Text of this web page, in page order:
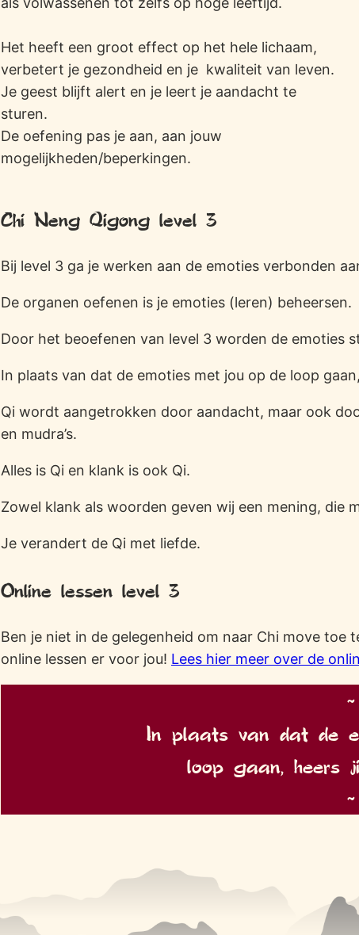
Het heeft een groot effect op het hele lichaam,
verbetert je gezondheid en je kwaliteit van leven.
Je geest blijft alert en je leert je aandacht te
sturen.
De oefening pas je aan, aan jouw
mogelijkheden/beperkingen.
Chi Neng Qigong level 3
Bij level 3 ga je werken aan de emoties verbonden
De organen oefenen is je emoties (leren) beheersen.
Door het beoefenen van level 3 worden de emoties
In plaats van dat de emoties met jou op de loop
Qi wordt aangetrokken door aandacht, maar ook
en mudra’s.
Alles is Qi en klank is ook Qi.
Zowel klank als woorden geven wij een mening, die
Je verandert de Qi met liefde.
Online lessen level 3
Ben je niet in de gelegenheid om naar Chi move toe
online lessen er voor jou! Lees hier meer over de
~
In plaats van dat de
loop gaan, heers
~